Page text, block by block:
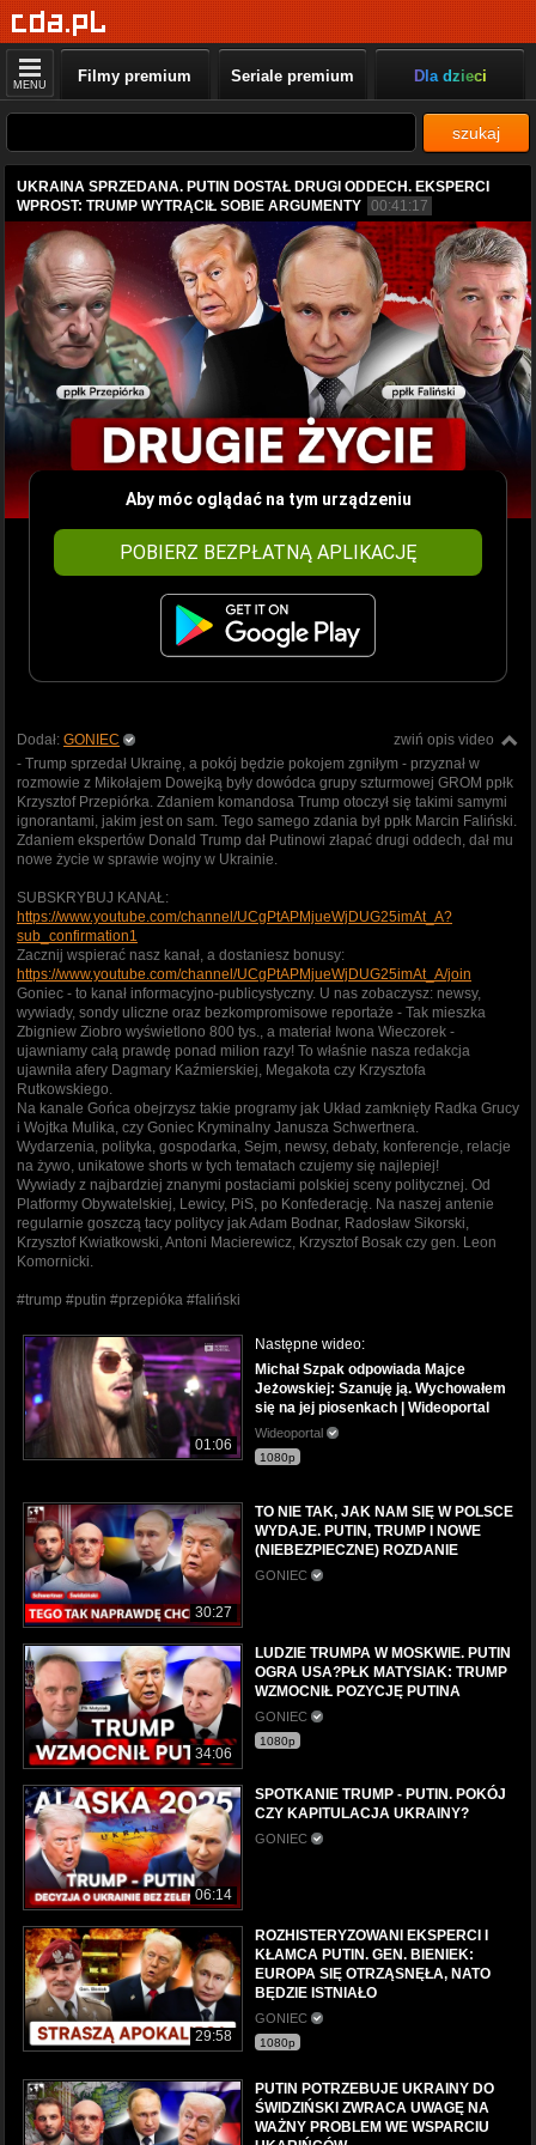
MENU Filmy premium Seriale premium Dla dzieci
szukaj
UKRAINA SPRZEDANA. PUTIN DOSTAŁ DRUGI ODDECH. EKSPERCI
WPROST: TRUMP WYTRĄCIŁ SOBIE ARGUMENTY 00:41:17
Aby móc oglądać na tym urządzeniu
POBIERZ BEZPŁATNĄ APLIKACJĘ
zwiń opis video
Dodał: GONIEC
- Trump sprzedał Ukrainę, a pokój będzie pokojem zgniłym - przyznał w
rozmowie z Mikołajem Dowejką były dowódca grupy szturmowej GROM ppłk
Krzysztof Przepiórka. Zdaniem komandosa Trump otoczył się takimi samymi
ignorantami, jakim jest on sam. Tego samego zdania był ppłk Marcin Faliński.
Zdaniem ekspertów Donald Trump dał Putinowi złapać drugi oddech, dał mu
nowe życie w sprawie wojny w Ukrainie.
SUBSKRYBUJ KANAŁ:
https://www.youtube.com/channel/UCgPtAPMjueWjDUG25imAt_A?
sub_confirmation1
Zacznij wspierać nasz kanał, a dostaniesz bonusy:
https://www.youtube.com/channel/UCgPtAPMjueWjDUG25imAt_A/join
Goniec - to kanał informacyjno-publicystyczny. U nas zobaczysz: newsy,
wywiady, sondy uliczne oraz bezkompromisowe reportaże - Tak mieszka
Zbigniew Ziobro wyświetlono 800 tys., a materiał Iwona Wieczorek -
ujawniamy całą prawdę ponad milion razy! To właśnie nasza redakcja
ujawniła afery Dagmary Kaźmierskiej, Megakota czy Krzysztofa
Rutkowskiego.
Na kanale Gońca obejrzysz takie programy jak Układ zamknięty Radka Grucy
i Wojtka Mulika, czy Goniec Kryminalny Janusza Schwertnera.
Wydarzenia, polityka, gospodarka, Sejm, newsy, debaty, konferencje, relacje
na żywo, unikatowe shorts w tych tematach czujemy się najlepiej!
Wywiady z najbardziej znanymi postaciami polskiej sceny politycznej. Od
Platformy Obywatelskiej, Lewicy, PiS, po Konfederację. Na naszej antenie
regularnie goszczą tacy politycy jak Adam Bodnar, Radosław Sikorski,
Krzysztof Kwiatkowski, Antoni Macierewicz, Krzysztof Bosak czy gen. Leon
Komornicki.
#trump #putin #przepióka #faliński
01:06
Następne wideo:
Michał Szpak odpowiada Majce
Jeżowskiej: Szanuję ją. Wychowałem
się na jej piosenkach | Wideoportal
Wideoportal
1080p
30:27
TO NIE TAK, JAK NAM SIĘ W POLSCE
WYDAJE. PUTIN, TRUMP I NOWE
(NIEBEZPIECZNE) ROZDANIE
GONIEC
34:06
LUDZIE TRUMPA W MOSKWIE. PUTIN
OGRA USA?PŁK MATYSIAK: TRUMP
WZMOCNIŁ POZYCJĘ PUTINA
GONIEC
1080p
06:14
SPOTKANIE TRUMP - PUTIN. POKÓJ
CZY KAPITULACJA UKRAINY?
GONIEC
29:58
ROZHISTERYZOWANI EKSPERCI I
KŁAMCA PUTIN. GEN. BIENIEK:
EUROPA SIĘ OTRZĄSNĘŁA, NATO
BĘDZIE ISTNIAŁO
GONIEC
1080p
PUTIN POTRZEBUJE UKRAINY DO
ŚWIDZIŃSKI ZWRACA UWAGĘ NA
WAŻNY PROBLEM WE WSPARCIU